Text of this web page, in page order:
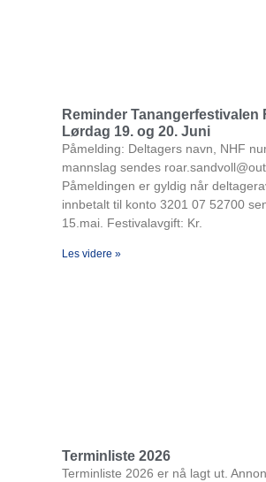
Reminder Tanangerfestivalen
Lørdag 19. og 20. Juni
Påmelding: Deltagers navn, NHF
mannslag sendes
Påmeldingen er gyldig når
innbetalt til konto 3201 07 52700
15.mai. Festivalavgift: Kr.
Les videre »
Terminliste 2026
Terminliste 2026 er nå lagt ut.